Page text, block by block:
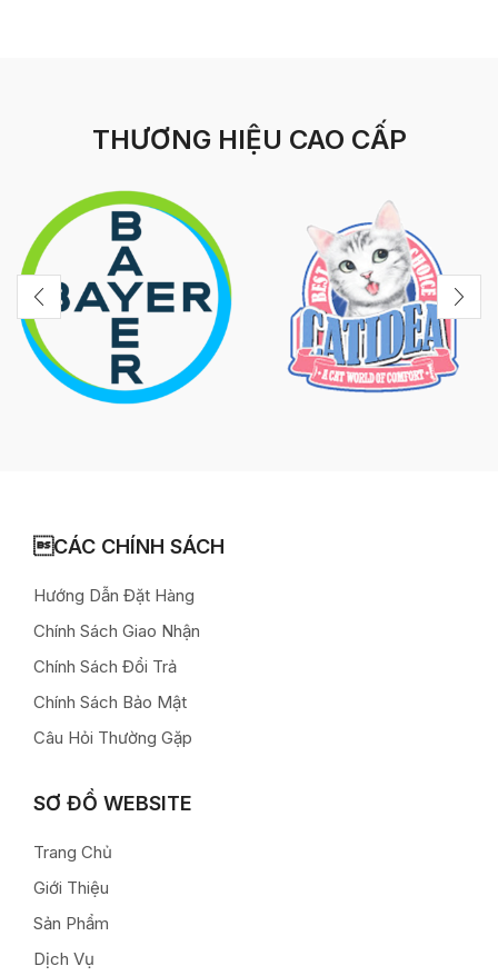
THƯƠNG HIỆU CAO CẤP
CÁC CHÍNH SÁCH
Hướng Dẫn Đặt Hàng
Chính Sách Giao Nhận
Chính Sách Đổi Trả
Chính Sách Bảo Mật
Câu Hỏi Thường Gặp
SƠ ĐỒ WEBSITE
Trang Chủ
Giới Thiệu
Sản Phẩm
Dịch Vụ